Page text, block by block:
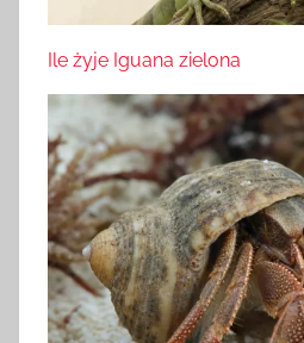
Ile żyje Iguana zielona